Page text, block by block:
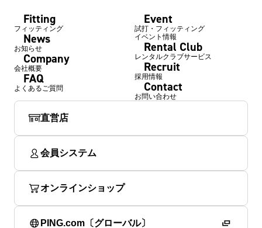
Fitting
フィッティング
News
お知らせ
Company
会社概要
FAQ
よくあるご質問
Event
試打・フィッティング
イベント情報
Rental Club
レンタルクラブサービス
Recruit
採用情報
Contact
お問い合わせ
直営店
会員システム
オンラインショップ
PING.com〔グローバル〕